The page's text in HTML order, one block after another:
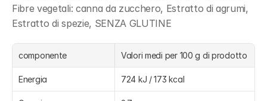
Fibre vegetali: canna da zucchero, Estratto di agrumi,
Estratto di spezie, SENZA GLUTINE
componente Valori medi per 100 g di prodotto
Energia 724 kJ / 173 kcal